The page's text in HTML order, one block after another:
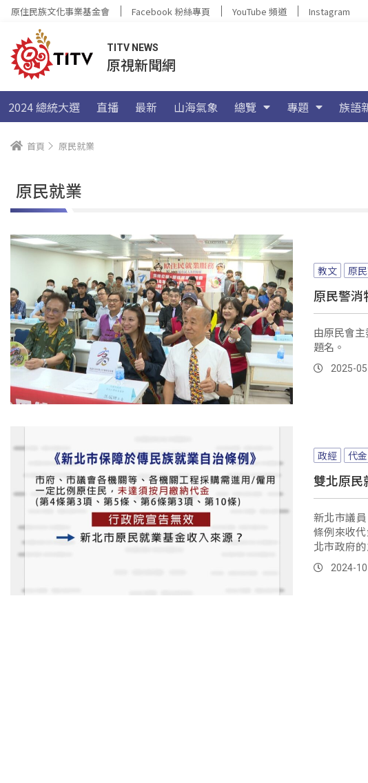
原住民族文化事業基金會 Facebook 粉絲專頁 YouTube 頻道 Instagram
TITV NEWS
原視新聞網
2024 總統大選 直播 最新 山海氣象 總覽 專題 族語
首頁 原民就業
原民就業
教文 原
原民警消
由原民會
題名。
2025-
政經 代金
雙北原民
新北市議
條例來收
北市政府
有？ 《新北市保障原住民族就業自治條例》，在今年五月行政院函文告知
部分條文無
2024-